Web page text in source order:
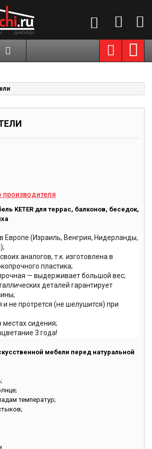
производителя
KETER для террас, балконов, беседок,
Европе (Израиль, Венгрия, Нидерланды,
аналогов, т.к. изготовлена в
пластика;
— выдерживает большой вес;
деталей гарантирует
и не протрется (не шелушится) при
местах сидения;
3 года!
мебели перед натуральной
температур;